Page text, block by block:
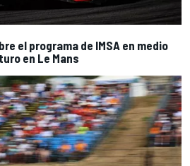
el programa de IMSA en medio
en Le Mans